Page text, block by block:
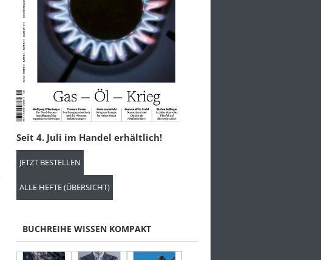
Seit 4. Juli im Handel erhältlich!
JETZT BESTELLEN
ALLE HEFTE (ÜBERSICHT)
BUCHREIHE WISSEN KOMPAKT